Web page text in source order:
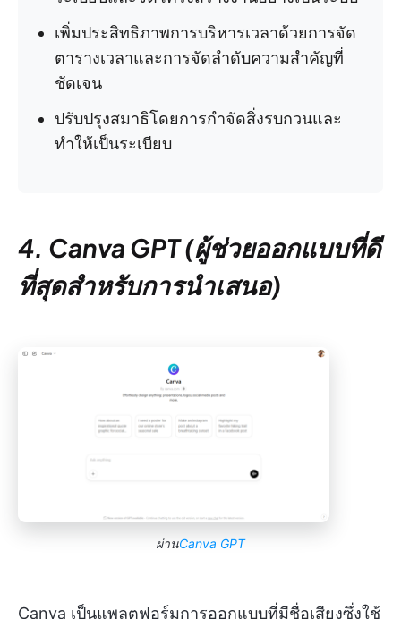
เพิ่มประสิทธิภาพการบริหารเวลาด้วยการจัด
ตารางเวลาและการจัดลำดับความสำคัญที่
ชัดเจน
ปรับปรุงสมาธิโดยการกำจัดสิ่งรบกวนและ
ทำให้เป็นระเบียบ
4. Canva GPT (ผู้ช่วยออกแบบที่ดี
ที่สุดสำหรับการนำเสนอ)
ผ่านCanva GPT
Canva เป็นแพลตฟอร์มการออกแบบที่มีชื่อเสียงซึ่งใช้